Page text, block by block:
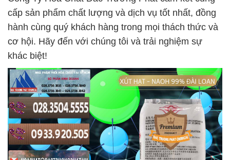
cấp sản phẩm chất lượng và dịch vụ tốt nhất, đồng
hành cùng quý khách hàng trong mọi thách thức và
cơ hội. Hãy đến với chúng tôi và trải nghiệm sự
khác biệt!